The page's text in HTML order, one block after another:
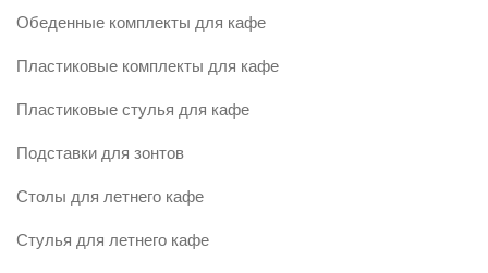
Обеденные комплекты для кафе
Пластиковые комплекты для кафе
Пластиковые стулья для кафе
Подставки для зонтов
Столы для летнего кафе
Стулья для летнего кафе